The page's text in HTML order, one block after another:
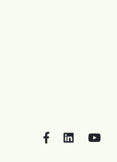
FacebookLinkedIn